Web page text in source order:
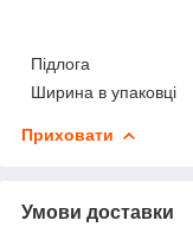
Підлога
Ширина в упаковці
Приховати
Умови доставки